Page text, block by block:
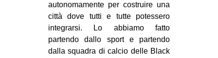
in
Fb
tw
autonomamente per costruire una
città dove tutti e tutte potessero
integrarsi. Lo abbiamo fatto
partendo dallo sport e partendo
dalla squadra di calcio delle Black